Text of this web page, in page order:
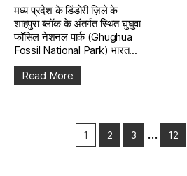
मध्य प्रदेश के डिंडोरी ज़िले के
शाहपुरा ब्लॉक के अंतर्गत स्थित घुघुवा
फॉसिल नेशनल पार्क (Ghughua
Fossil National Park) भारत...
Read More
1 2 3 … 12